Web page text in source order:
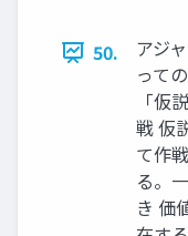
50.
アジ
って
「仮
戦 仮
て作
る。
き 価